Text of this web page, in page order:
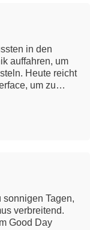
in den
auffahren, um
Heute reicht
um zu…
Tagen,
verbreitend.
Good Day